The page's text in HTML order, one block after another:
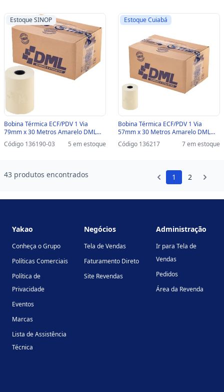
Estoque SINOP
Bobina Térmica ECF/PDV 1 Via
79mm x 30 Metros Amarelo DML
Thega - Caixa com 30 Unidades -
01A1L00A-SINOP-03 - 01A1L00A
Código 136190-03 5 em estoque
Estoque Cuiabá
Bobina Térmica ECF/PDV 1 Via
57mm x 30 Metros Amarelo DML
Thega - Caixa com 40 Unidades -
10A1L00A - 10A1L00A
Código 136217 7 em estoque
43 produtos encontrados 1 2
Yakao
Conheça o Grupo
Políticas Comerciais
Política de
Privacidade
Eventos
Marcas
Lista de Assistência
Técnica
Negócios
Tela de Vendas
Faturamento Direto
Site Revendas
Administração
Ir para Tela de
Vendas
Pedidos
Área da Revenda